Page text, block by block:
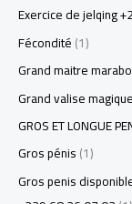
Exercice de jelqing
Fécondité(1)
Grand maitre
Grand valise
GROS ET LONGUE
Gros pénis(1)
Gros penis